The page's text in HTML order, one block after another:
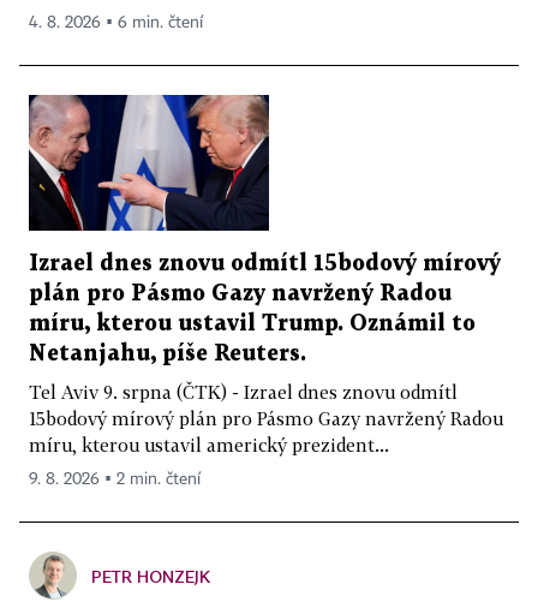
4. 8. 2026 ▪ 6 min. čtení
Izrael dnes znovu odmítl 15bodový mírový
plán pro Pásmo Gazy navržený Radou
míru, kterou ustavil Trump. Oznámil to
Netanjahu, píše Reuters.
Tel Aviv 9. srpna (ČTK) - Izrael dnes znovu odmítl
15bodový mírový plán pro Pásmo Gazy navržený Radou
míru, kterou ustavil americký prezident...
9. 8. 2026 ▪ 2 min. čtení
PETR HONZEJK